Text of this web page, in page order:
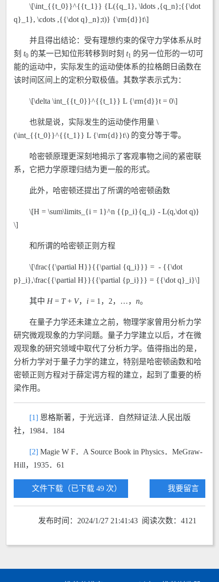
\[\int_{{t_0}}^{{t_1}} {L({q_1}, \ldots ,{q_n};{{\dot
q}_1}, \cdots ,{{\dot q}_n};t)} {\rm{d}}t\]
并且得出结论：受有理想约束的保守力学体系从时
刻 t0 的某一已知位形转移到时刻 t1 的另一位形的一切可
能的运动中，实际发生的运动使体系的拉格朗日函数在
该时间区间上的定积分取极值。其数学表示式为：
\[\delta \int_{{t_0}}^{{t_1}} L {\rm{d}}t = 0\]
也就是说，实际发生的运动使作用量 \
(\int_{{t_0}}^{{t_1}} L {\rm{d}}t\) 的变分等于零。
哈密顿原理更深刻地揭示了客观事物之间的紧密联
系，它把力学原理归结为更一般的形式。
此外，哈密顿还提出了所谓的哈密顿函数
\[H = \sum\limits_{i = 1}^n {{p_i}{q_i} - L(q,\dot q)}
\]
和所谓的哈密顿正则方程
\[\frac{{\partial H}}{{\partial {q_i}}} = - {{\dot
p}_i},\frac{{\partial H}}{{\partial {p_i}}} = {{\dot q}_i}\]
其中 H = T+ V， i = 1，2，…， n。
在量子力学还未建立之前，物理学家曾用分析力学
研究微观现象的力学问题。量子力学建立以后，才在微
观现象的研究领域中取代了分析力学。值得指出的是，
分析力学对于量子力学的建立，特别是哈密顿函数和哈
密顿正则方程对于薛定谔方程的建立，起到了重要的桥
梁作用。
[1] 恩格斯著，于光远译．自然辩证法.人民出版
社，1984．184
[2] Magie W F．A Source Book in Physics．MeGraw-
Hill，1935．61
文件下载（已下载 49 次） 我要留言
发布时间：2024/1/27 21:41:43 阅读次数：4121